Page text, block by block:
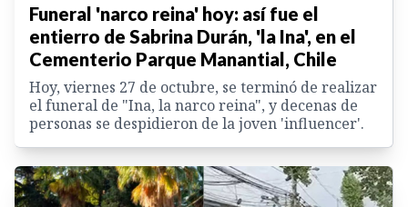
Funeral 'narco reina' hoy: así fue el
entierro de Sabrina Durán, 'la Ina', en el
Cementerio Parque Manantial, Chile
Hoy, viernes 27 de octubre, se terminó de realizar
el funeral de "Ina, la narco reina", y decenas de
personas se despidieron de la joven 'influencer'.